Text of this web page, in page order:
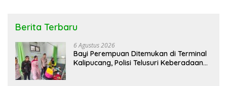
Berita Terbaru
6 Agustus 2026
Bayi Perempuan Ditemukan di Terminal
Kalipucang, Polisi Telusuri Keberadaan